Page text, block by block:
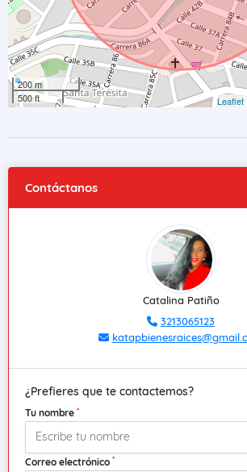
200 m
500 ft
Leaflet
Contáctanos
Catalina Patiño
3213065123
¿Prefieres que te contactemos?
Tu nombre *
Correo electrónico *